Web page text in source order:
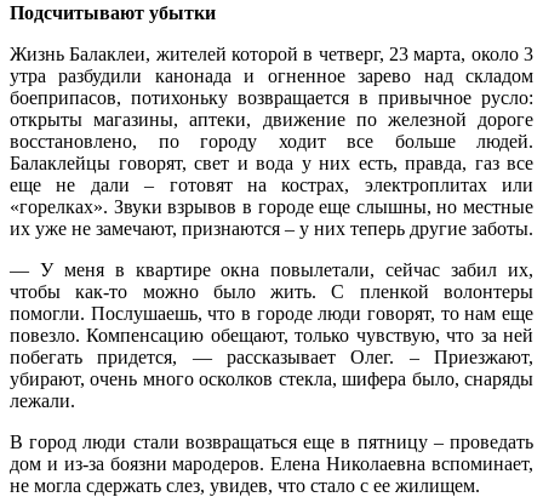
Подсчитывают убытки
Жизнь Балаклеи, жителей которой в четверг, 23 марта, около 3
утра разбудили канонада и огненное зарево над складом
боеприпасов, потихоньку возвращается в привычное русло:
открыты магазины, аптеки, движение по железной дороге
восстановлено, по городу ходит все больше людей.
Балаклейцы говорят, свет и вода у них есть, правда, газ все
еще не дали – готовят на кострах, электроплитах или
«горелках». Звуки взрывов в городе еще слышны, но местные
их уже не замечают, признаются – у них теперь другие заботы.
— У меня в квартире окна повылетали, сейчас забил их,
чтобы как-то можно было жить. С пленкой волонтеры
помогли. Послушаешь, что в городе люди говорят, то нам еще
повезло. Компенсацию обещают, только чувствую, что за ней
побегать придется, — рассказывает Олег. – Приезжают,
убирают, очень много осколков стекла, шифера было, снаряды
лежали.
В город люди стали возвращаться еще в пятницу – проведать
дом и из-за боязни мародеров. Елена Николаевна вспоминает,
не могла сдержать слез, увидев, что стало с ее жилищем.